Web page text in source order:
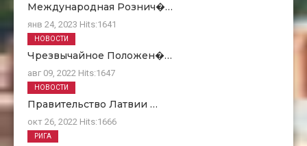
Международная Рознич�…
янв 24, 2023 Hits:1641
Чрезвычайное Положен�…
авг 09, 2022 Hits:1647
НОВОСТИ
Правительство Латвии …
окт 26, 2022 Hits:1666
НОВОСТИ
РИГА